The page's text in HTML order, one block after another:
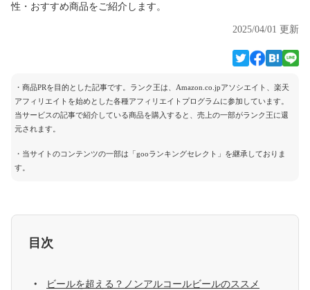
性・おすすめ商品をご紹介します。
2025/04/01 更新
・商品PRを目的とした記事です。ランク王は、Amazon.co.jpアソシエイト、楽天
アフィリエイトを始めとした各種アフィリエイトプログラムに参加しています。
当サービスの記事で紹介している商品を購入すると、売上の一部がランク王に還
元されます。
・当サイトのコンテンツの一部は「gooランキングセレクト」を継承しておりま
す。
目次
ビールを超える？ノンアルコールビールのススメ